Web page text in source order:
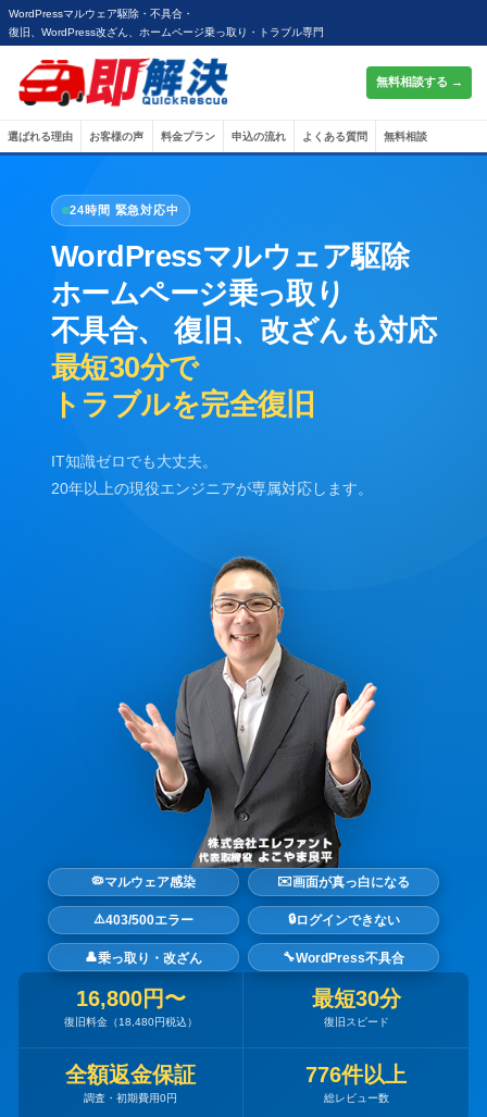
WordPressマルウェア駆除・不具合・
復旧、WordPress改ざん、ホームページ乗っ取り・トラブル専門
無料相談する →
選ばれる理由 お客様の声 料金プラン 申込の流れ よくある質問 無料相談
24時間 緊急対応中
WordPressマルウェア駆除
ホームページ乗っ取り
不具合、 復旧、改ざんも対応
最短30分で
トラブルを完全復旧
IT知識ゼロでも大丈夫。
20年以上の現役エンジニアが専属対応します。
🦠マルウェア感染 ✉️画面が真っ白になる
⚠️403/500エラー 🔒ログインできない
👤乗っ取り・改ざん 🔧WordPress不具合
16,800円〜
復旧料金（18,480円税込）
最短30分
復旧スピード
全額返金保証
調査・初期費用0円
776件以上
総レビュー数